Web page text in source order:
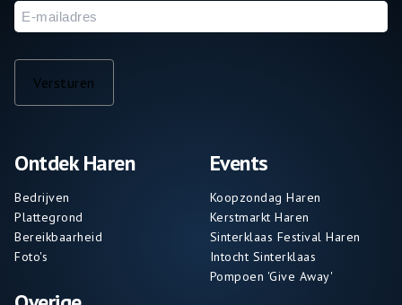
Ontdek Haren
Bedrijven
Plattegrond
Bereikbaarheid
Foto's
Events
Koopzondag Haren
Kerstmarkt Haren
Sinterklaas Festival Haren
Intocht Sinterklaas
Pompoen 'Give Away'
E-
mailadres
Versturen